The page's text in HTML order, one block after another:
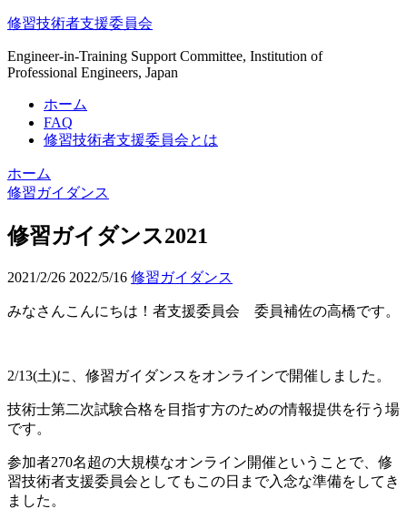
修習技術者支援委員会
Engineer-in-Training Support Committee, Institution of
Professional Engineers, Japan
ホーム
FAQ
修習技術者支援委員会とは
ホーム
修習ガイダンス
修習ガイダンス2021
2021/2/26 2022/5/16 修習ガイダンス
みなさんこんにちは！者支援委員会 委員補佐の高橋です。
2/13(土)に、修習ガイダンスをオンラインで開催しました。
技術士第二次試験合格を目指す方のための情報提供を行う場
です。
参加者270名超の大規模なオンライン開催ということで、修
習技術者支援委員会としてもこの日まで入念な準備をしてき
ました。